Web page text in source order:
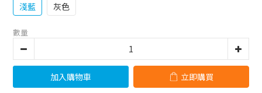
淺藍 灰色
數量
加入購物車 立即購買